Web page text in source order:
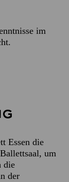
im
Essen die
um
die
der